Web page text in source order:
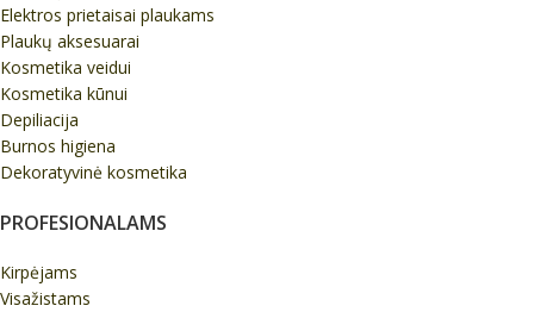
Elektros prietaisai plaukams
Plaukų aksesuarai
Kosmetika veidui
Kosmetika kūnui
Depiliacija
Burnos higiena
Dekoratyvinė kosmetika
PROFESIONALAMS
Kirpėjams
Visažistams